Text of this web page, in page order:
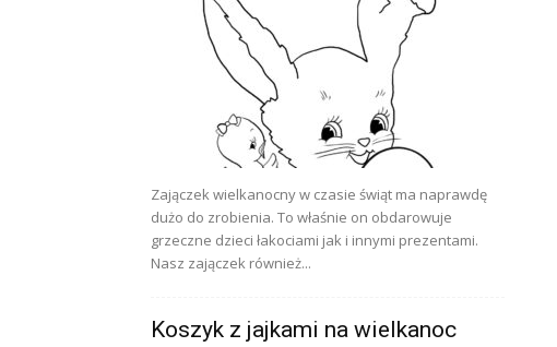
Zajączek wielkanocny w czasie świąt ma naprawdę
dużo do zrobienia. To właśnie on obdarowuje
grzeczne dzieci łakociami jak i innymi prezentami.
Nasz zajączek również...
Koszyk z jajkami na wielkanoc